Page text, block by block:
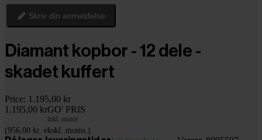
Skriv din anmeldelse
Diamant kopbor - 12 dele -
skadet kuffert
Price: 1.195,00 kr
1.195,00 krGO' PRIS
inkl. moms
(956,00 kr. ekskl. moms.)